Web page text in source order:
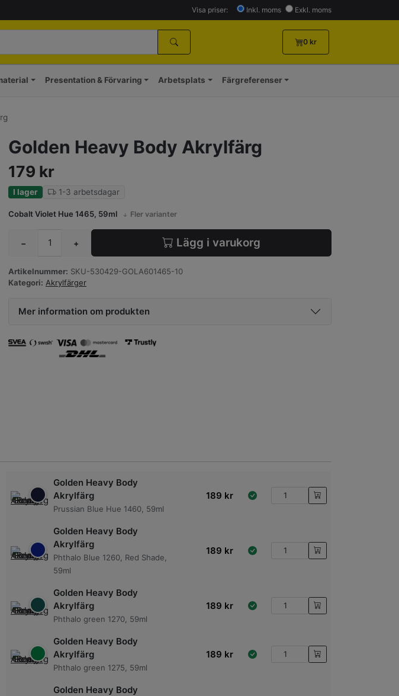
Visa priser: Inkl. moms Exkl. moms
0 kr
Presentation & Förvaring Arbetsplats Färgreferenser
Golden Heavy Body Akrylfärg
179 kr
I lager 1-3 arbetsdagar
Cobalt Violet Hue 1465, 59ml Fler varianter
− + Lägg i varukorg
Artikelnummer: SKU-530429-GOLA601465-10
Kategori: Akrylfärger
Mer information om produkten
Golden Heavy Body
Akrylfärg
Prussian Blue Hue 1460, 59ml
189 kr
Golden Heavy Body
Akrylfärg
Phthalo Blue 1260, Red Shade,
59ml
189 kr
Golden Heavy Body
Akrylfärg
Phthalo green 1270, 59ml
189 kr
Golden Heavy Body
Akrylfärg
Phthalo green 1275, 59ml
189 kr
Golden Heavy Body